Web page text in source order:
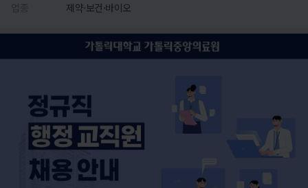
제약·보건·바이오